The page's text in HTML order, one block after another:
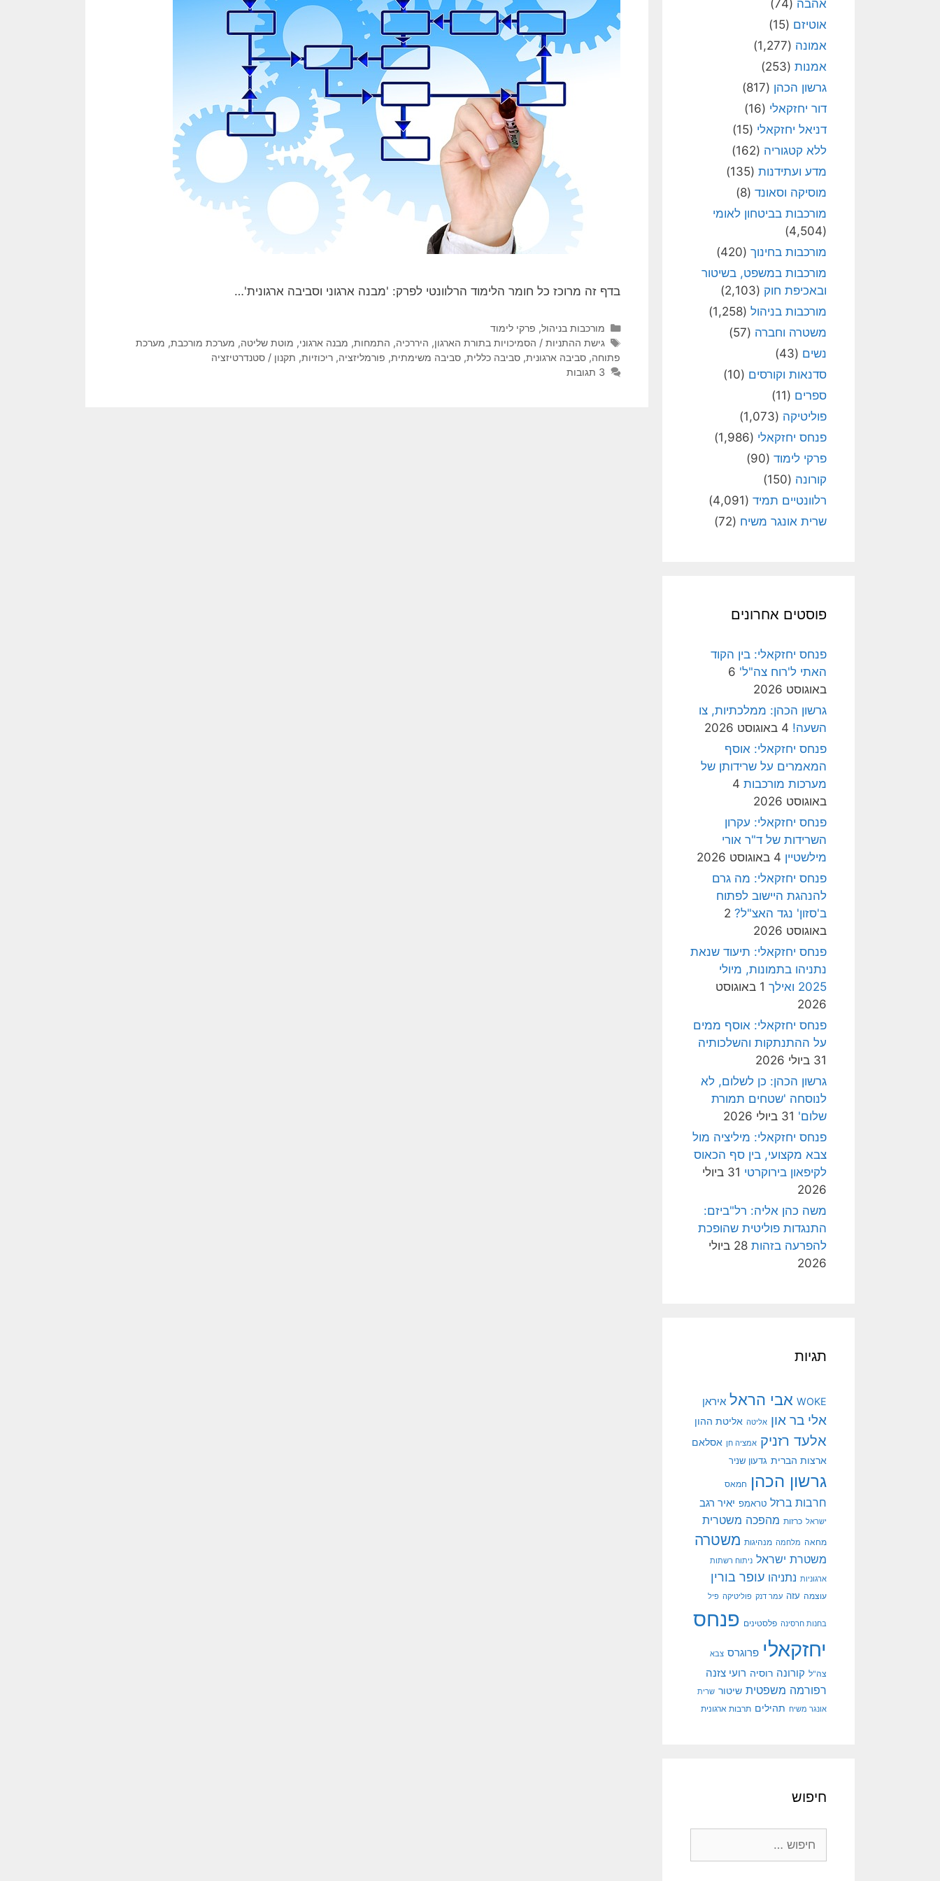
בדף זה מרוכז כל חומר הלימוד הרלוונטי לפרק: 'מבנה ארגוני וסביבה ארגונית'…
קטגוריות
מורכבות בניהול, פרקי לימוד
תגיות
גישת ההתניות / הסמיכויות בתורת הארגון, היררכיה, התמחות, מבנה ארגוני, מוטת שליטה, מערכת מורכבת, מערכת
פתוחה, סביבה ארגונית, סביבה כללית, סביבה משימתית, פורמליזציה, ריכוזיות, תקנון / סטנדרטיזציה
3 תגובות
אהבה (74)
אוטיזם (15)
אמונה (1,277)
אמנות (253)
גרשון הכהן (817)
דור יחזקאלי (16)
דניאל יחזקאלי (15)
ללא קטגוריה (162)
מדע ועתידנות (135)
מוסיקה וסאונד (8)
מורכבות בביטחון לאומי
(4,504)
מורכבות בחינוך (420)
מורכבות במשפט, בשיטור
ובאכיפת חוק (2,103)
מורכבות בניהול (1,258)
משטרה וחברה (57)
נשים (43)
סדנאות וקורסים (10)
ספרים (11)
פוליטיקה (1,073)
פנחס יחזקאלי (1,986)
פרקי לימוד (90)
קורונה (150)
רלוונטיים תמיד (4,091)
שרית אונגר משיח (72)
פוסטים אחרונים
פנחס יחזקאלי: בין הקוד
האתי ל'רוח צה"ל' 6
באוגוסט 2026
גרשון הכהן: ממלכתיות, צו
השעה! 4 באוגוסט 2026
פנחס יחזקאלי: אוסף
המאמרים על שרידותן של
מערכות מורכבות 4
באוגוסט 2026
פנחס יחזקאלי: עקרון
השרידות של ד"ר אורי
מילשטיין 4 באוגוסט 2026
פנחס יחזקאלי: מה גרם
להנהגת היישוב לפתוח
ב'סזון' נגד האצ"ל? 2
באוגוסט 2026
פנחס יחזקאלי: תיעוד שנאת
נתניהו בתמונות, מיולי
2025 ואילך
1 באוגוסט
2026
פנחס יחזקאלי: אוסף ממים
על ההתנתקות והשלכותיה
31 ביולי 2026
גרשון הכהן: כן לשלום, לא
לנוסחה 'שטחים תמורת
שלום' 31 ביולי 2026
פנחס יחזקאלי: מיליציה מול
צבא מקצועי, בין סף הכאוס
לקיפאון בירוקרטי
31 ביולי
2026
משה כהן אליה: רל"ביזם:
התנגדות פוליטית שהופכת
להפרעה בזהות
28 ביולי
2026
תגיות
WOKE אבי הראל איראן
אלי בר און אליטה אליטת ההון
אלעד רזניק אמציה חן אסלאם
ארצות הברית גדעון שניר
גרשון הכהן חמאס
חרבות ברזל טראמפ יאיר רגב
ישראל כרזות מהפכה משטרית
מחאה מלחמה מנהיגות משטרה
משטרת ישראל ניתוח רשתות
ארגוניות נתניהו עופר בורין
עוצמה עזה עמר דנק פוליטיקה פיל
בחנות חרסינה פלסטינים פנחס
יחזקאלי פרוגרס צבא
צה"ל קורונה רוסיה רועי צזנה
רפורמה משפטית שיטור שרית
אונגר משיח תהילים תרבות ארגונית
חיפוש